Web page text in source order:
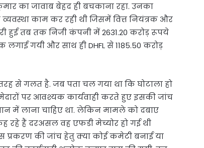
का जावाब बेहद ही बचकाना रहा. उनका
काम कर रही थी जिसमें वित्त नियंत्रक और
हुई तब तक निजी कंपनी में 2631.20 करोड़ रूपये
गयी और साथ ही DHFL से 1185.50 करोड़
से गलत है. जब पता चल गया था कि घोटाला हो
पर आवश्यक कार्यवाही करते हुए इसकी जांच
में लाना चाहिए था. लेकिन मामले को दबाए
रहे हैं दरअसल वह एफडी मेच्योर हो गई थी
प्रकरण की जांच हेतु क्या कोई कमेटी बनाई या